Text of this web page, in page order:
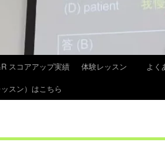
スコアアップ実績 体験レッスン よく
スン）はこちら